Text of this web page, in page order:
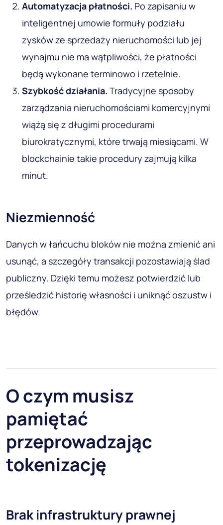
Automatyzacja płatności. Po zapisaniu w
inteligentnej umowie formuły podziału
zysków ze sprzedaży nieruchomości lub jej
wynajmu nie ma wątpliwości, że płatności
będą wykonane terminowo i rzetelnie.
Szybkość działania. Tradycyjne sposoby
zarządzania nieruchomościami komercyjnymi
wiążą się z długimi procedurami
biurokratycznymi, które trwają miesiącami. W
blockchainie takie procedury zajmują kilka
minut.
Niezmienność
Danych w łańcuchu bloków nie można zmienić ani
usunąć, a szczegóły transakcji pozostawiają ślad
publiczny. Dzięki temu możesz potwierdzić lub
prześledzić historię własności i uniknąć oszustw i
błędów.
O czym musisz
pamiętać
przeprowadzając
tokenizację
Brak infrastruktury prawnej